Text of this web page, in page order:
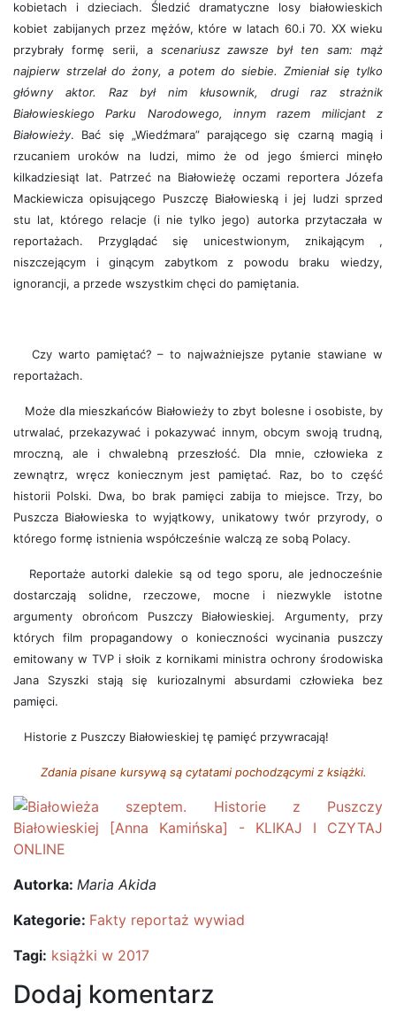
kobietach i dzieciach. Śledzić dramatyczne losy białowieskich
kobiet zabijanych przez mężów, które w latach 60.i 70. XX wieku
przybrały formę serii, a scenariusz zawsze był ten sam: mąż
najpierw strzelał do żony, a potem do siebie. Zmieniał się tylko
główny aktor. Raz był nim kłusownik, drugi raz strażnik
Białowieskiego Parku Narodowego, innym razem milicjant z
Białowieży. Bać się „Wiedźmara” parającego się czarną magią i
rzucaniem uroków na ludzi, mimo że od jego śmierci minęło
kilkadziesiąt lat. Patrzeć na Białowieżę oczami reportera Józefa
Mackiewicza opisującego Puszczę Białowieską i jej ludzi sprzed
stu lat, którego relacje (i nie tylko jego) autorka przytaczała w
reportażach. Przyglądać się unicestwionym, znikającym ,
niszczejącym i ginącym zabytkom z powodu braku wiedzy,
ignorancji, a przede wszystkim chęci do pamiętania.
Czy warto pamiętać? – to najważniejsze pytanie stawiane w
reportażach.
Może dla mieszkańców Białowieży to zbyt bolesne i osobiste, by
utrwalać, przekazywać i pokazywać innym, obcym swoją trudną,
mroczną, ale i chwalebną przeszłość. Dla mnie, człowieka z
zewnątrz, wręcz koniecznym jest pamiętać. Raz, bo to część
historii Polski. Dwa, bo brak pamięci zabija to miejsce. Trzy, bo
Puszcza Białowieska to wyjątkowy, unikatowy twór przyrody, o
którego formę istnienia współcześnie walczą ze sobą Polacy.
Reportaże autorki dalekie są od tego sporu, ale jednocześnie
dostarczają solidne, rzeczowe, mocne i niezwykle istotne
argumenty obrońcom Puszczy Białowieskiej. Argumenty, przy
których film propagandowy o konieczności wycinania puszczy
emitowany w TVP i słoik z kornikami ministra ochrony środowiska
Jana Szyszki stają się kuriozalnymi absurdami człowieka bez
pamięci.
Historie z Puszczy Białowieskiej tę pamięć przywracają!
Zdania pisane kursywą są cytatami pochodzącymi z książki.
Autorka: Maria Akida
Kategorie: Fakty reportaż wywiad
Tagi: książki w 2017
Dodaj komentarz